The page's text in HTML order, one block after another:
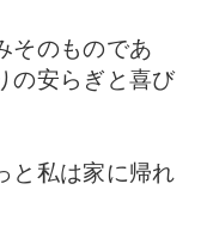
そのものであ
の安らぎと喜び
と私は家に帰れ